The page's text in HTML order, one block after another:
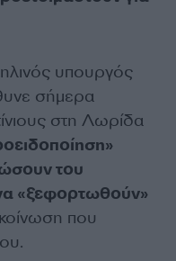
υπουργός
σήμερα
στη Λωρίδα
του
«ξεφορτωθούν»
που